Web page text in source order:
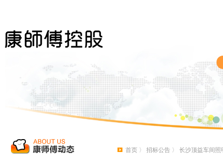
首页 〉 招标公告 〉 长沙顶益车间